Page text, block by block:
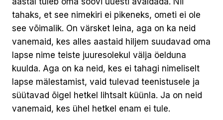
tahaks, et see nimekiri ei pikeneks, ometi ei ole
see võimalik. On värsket leina, aga on ka neid
vanemaid, kes alles aastaid hiljem suudavad oma
lapse nime teiste juuresolekul välja öelduna
kuulda. Aga on ka neid, kes ei tahagi nimeliselt
lapse mälestamist, vaid tulevad teenistusele ja
süütavad õigel hetkel lihtsalt küünla. Ja on neid
vanemaid, kes ühel hetkel enam ei tule.